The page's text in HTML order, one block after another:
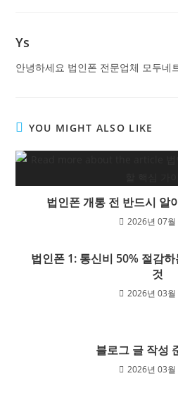
Ys
안녕하세요 법인폰 전문업체 모두네
YOU MIGHT ALSO LIKE
법인폰 개통 전 반드시 알
2026년 07월
법인폰 1: 통신비 50% 절감
것
2026년 03월
블로그 글 작성
2026년 03월